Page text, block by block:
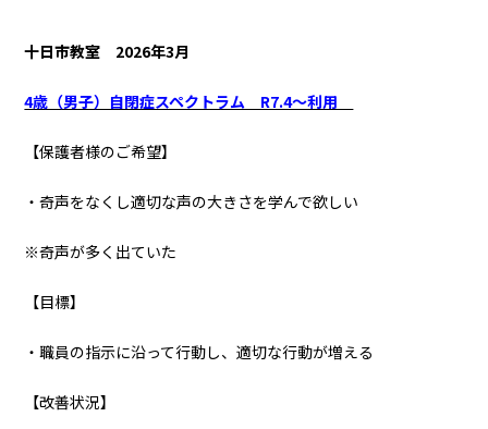
十日市教室 2026年3月
4歳（男子）自閉症スペクトラム R7.4～利用
【保護者様のご希望】
・奇声をなくし適切な声の大きさを学んで欲しい
※奇声が多く出ていた
【目標】
・職員の指示に沿って行動し、適切な行動が増える
【改善状況】